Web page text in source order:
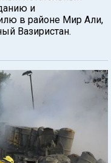
и
в районе Мир Али,
Вазиристан.